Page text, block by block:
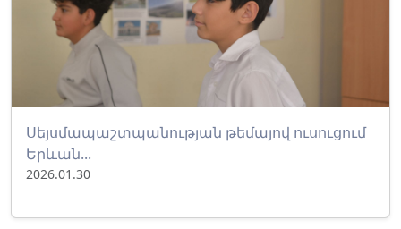
Սեյսմապաշտպանության թեմայով ուսուցում
Երևան...
2026.01.30